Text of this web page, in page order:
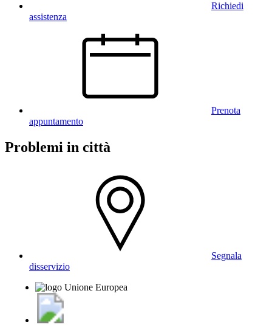
Richiedi
assistenza
Prenota
appuntamento
Problemi in città
Segnala
disservizio